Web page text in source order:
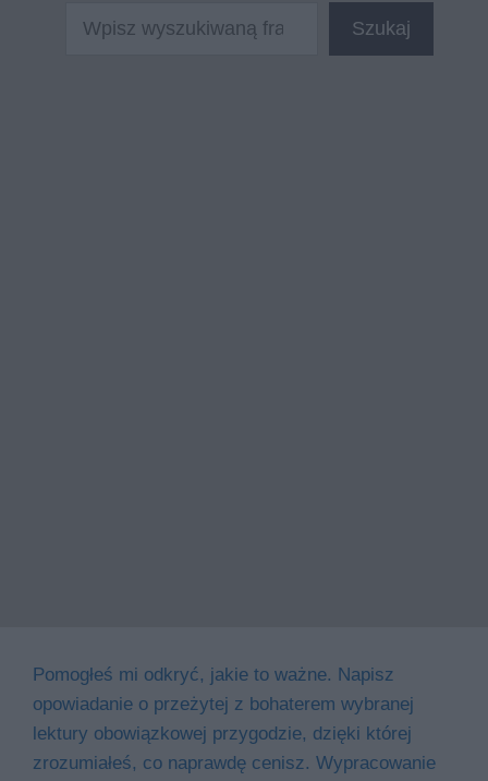
Szukaj
Pomogłeś mi odkryć, jakie to ważne. Napisz
opowiadanie o przeżytej z bohaterem wybranej
lektury obowiązkowej przygodzie, dzięki której
zrozumiałeś, co naprawdę cenisz. Wypracowanie